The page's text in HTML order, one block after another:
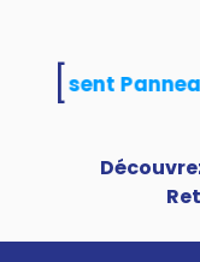
utilisent